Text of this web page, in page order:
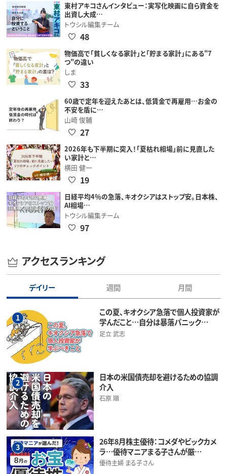
東村アキコさんインタビュー：実写化映画に自ら資金を
出資し大成…
トウシル編集チーム
48
物価高で「貧しくなる家計」と「貯まる家計」にある"7
つ"の違い
しま
33
60歳で定年を迎えたあとは、低賃金で再雇用…お金の
不安を盾に…
山崎 俊輔
27
2026年も下半期に突入！「夏枯れ相場」前に見直した
い家計と…
横田 健一
19
日経平均4％の急落、キオクシアはストップ安。日本株、
AI相場…
トウシル編集チーム
97
アクセスランキング
デイリー 週間 月間
1
この夏、キオクシア急落で個人投資家が
学んだこと…自分は暴落パニック…
足立 武志
2
日本の米国債売却を避けるための協調
介入
石原 順
3
26年8月株主優待：コメダやビックカメ
ラ…優待マニアまる子さんが厳…
優待主婦 まる子さん